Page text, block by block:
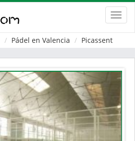
Pádel en Valencia Picassent